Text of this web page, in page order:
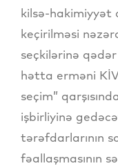
kilsə-hakimiyyət
keçirilməsi
seçkilərinə
hətta erməni
seçim”
işbirliyinə
tərəfdarlarının
fəallaşmasının